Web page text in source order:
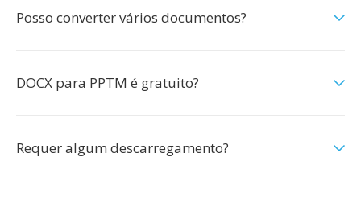
Posso converter vários documentos?
DOCX para PPTM é gratuito?
Requer algum descarregamento?